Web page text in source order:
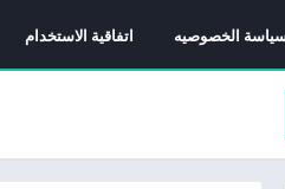
الخصوصيه اتفاقية الاستخدام